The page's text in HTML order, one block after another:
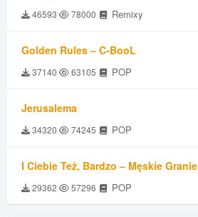
46593 78000 Remixy
Golden Rules – C-BooL
37140 63105 POP
Jerusalema
34320 74245 POP
I Ciebie Też, Bardzo – Męskie Granie
29362 57296 POP